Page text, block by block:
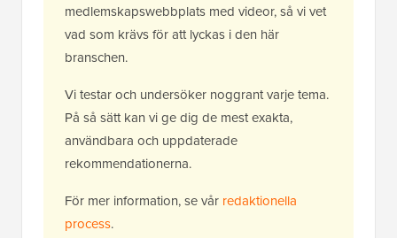
medlemskapswebbplats med videor, så vi vet
vad som krävs för att lyckas i den här
branschen.
Vi testar och undersöker noggrant varje tema.
På så sätt kan vi ge dig de mest exakta,
användbara och uppdaterade
rekommendationerna.
För mer information, se vår redaktionella
process.